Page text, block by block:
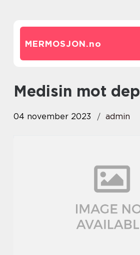
MERMOSJON.no
medisin mot
04 november 2023 admin